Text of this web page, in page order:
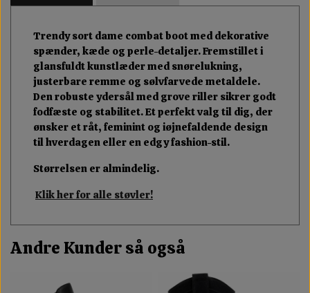
Trendy sort dame combat boot med dekorative
spænder, kæde og perle-detaljer. Fremstillet i
glansfuldt kunstlæder med snørelukning,
justerbare remme og sølvfarvede metaldele.
Den robuste ydersål med grove riller sikrer godt
fodfæste og stabilitet. Et perfekt valg til dig, der
ønsker et råt, feminint og iøjnefaldende design
til hverdagen eller en edgy fashion-stil.
Størrelsen er almindelig.
Klik her for alle støvler!
Andre Kunder så også